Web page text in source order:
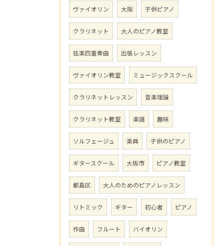
ヴァイオリン 大阪 子供ピアノ
クラリネット 大人のピアノ教室
弦楽四重奏曲 出張レッスン
ヴァイオリン教室 ミュージックスクール
クラリネットレッスン 音楽理論
クラリネット教室 楽譜 趣味
ソルフェージュ 楽典 子供のピアノ
ギタースクール 大阪市 ピアノ教室
都島区 大人のためのピアノレッスン
リトミック ギター 初心者 ピアノ
作曲 フルート バイオリン